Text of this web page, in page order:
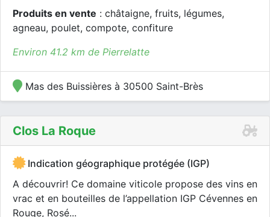
Produits en vente : châtaigne, fruits, légumes,
agneau, poulet, compote, confiture
Environ 41.2 km de Pierrelatte
Mas des Buissières à 30500 Saint-Brès
Clos La Roque
Indication géographique protégée (IGP)
A découvrir! Ce domaine viticole propose des vins en
vrac et en bouteilles de l’appellation IGP Cévennes en
Rouge, Rosé...